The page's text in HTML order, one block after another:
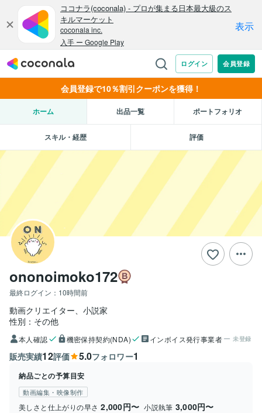
会員登録で10％割引クーポンを獲得！
ホーム 出品一覧 ポートフォリオ
スキル・経歴 評価
ononoimoko172
最終ログイン： 10時間前
動画クリエイター、小説家
性別：その他
本人確認 機密保持契約(NDA) インボイス発行事業者 未登録
販売実績12評価 5.0フォロワー1
納品ごとの予算目安
動画編集・映像制作
美しさと仕上がりの早さ 2,000円〜 小説執筆 3,000円〜